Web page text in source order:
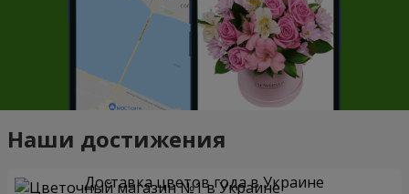
Наши достижения
Доставка цветов года в Украине